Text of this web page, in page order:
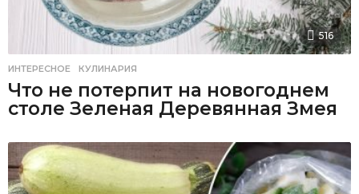
516
ИНТЕРЕСНОЕ ,КУЛИНАРИЯ
Что не потерпит на новогоднем
столе Зеленая Деревянная Змея